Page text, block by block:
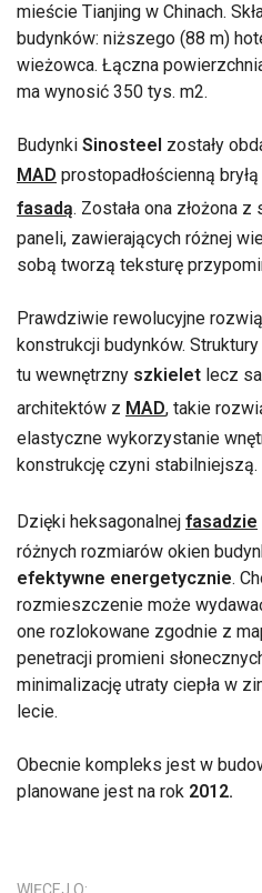
mieście Tianjing w Chinach.
budynków: niższego (88 m)
wieżowca. Łączna
ma wynosić 350 tys. m2.
Budynki Sinosteel zostały
MAD prostopadłościenną
fasadą. Została ona złożona
paneli, zawierających różnej
sobą tworzą teksturę
Prawdziwie rewolucyjne
konstrukcji budynków.
tu wewnętrzny szkielet lecz
architektów z MAD, takie
elastyczne wykorzystanie
konstrukcję czyni stabilniejszą.
Dzięki heksagonalnej fasadzie
różnych rozmiarów okien
efektywne energetycznie.
rozmieszczenie może
one rozlokowane zgodnie z
penetracji promieni
minimalizację utraty ciepła w
lecie.
Obecnie kompleks jest w
planowane jest na rok 2012.